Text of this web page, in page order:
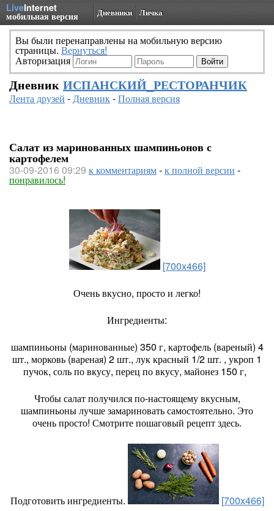
LiveInternet
мобильная версия Дневники Личка
Вы были перенаправлены на мобильную версию
страницы. Вернуться!
Авторизация
Дневник ИСПАНСКИЙ_РЕСТОРАНЧИК
Лента друзей -Дневник-Полная версия
Салат из маринованных шампиньонов с
картофелем
30-09-2016 09:29 к комментариям-к полной версии -
понравилось!
[700x466]
Очень вкусно, просто и легко!
Ингредиенты:
шампиньоны (маринованные) 350 г, картофель (вареный) 4
шт., морковь (вареная) 2 шт., лук красный 1/2 шт. , укроп 1
пучок, соль по вкусу, перец по вкусу, майонез 150 г,
Чтобы салат получился по-настоящему вкусным,
шампиньоны лучше замариновать самостоятельно. Это
очень просто! Смотрите пошаговый рецепт здесь.
Подготовить ингредиенты.
[700x466]